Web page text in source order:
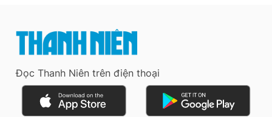
Đọc Thanh Niên trên điện thoại